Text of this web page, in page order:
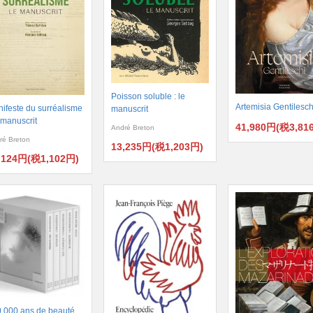
du surréalisme
Breton
円(税1,102円)
Poisson soluble : le
manuscrit
André Breton
13,235円(税1,203円)
Artemisia
41,980円(税